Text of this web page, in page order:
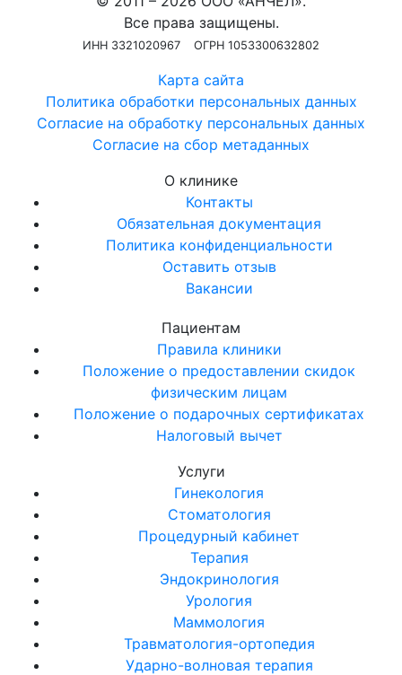
Все права защищены.
ИНН 3321020967 ОГРН 1053300632802
Карта сайта
Политика обработки персональных данных
Согласие на обработку персональных данных
Согласие на сбор метаданных
О клинике
Контакты
Обязательная документация
Политика конфиденциальности
Оставить отзыв
Вакансии
Пациентам
Правила клиники
Положение о предоставлении скидок
физическим лицам
Положение о подарочных сертификатах
Налоговый вычет
Услуги
Гинекология
Стоматология
Процедурный кабинет
Терапия
Эндокринология
Урология
Маммология
Травматология-ортопедия
Ударно-волновая терапия